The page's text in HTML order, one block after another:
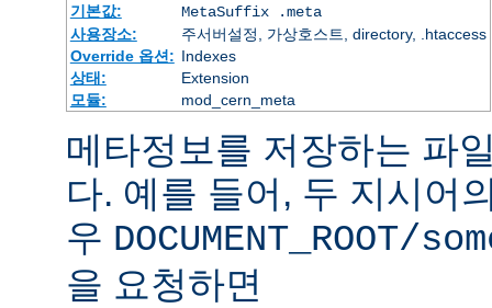
기본값:
MetaSuffix .meta
사용장소:
주서버설정, 가상호스트, directory, .htaccess
Override 옵션: Indexes
상태:
Extension
모듈:
mod_cern_meta
메타정보를 저장하는 파
다. 예를 들어, 두 지시어
우
을 요청하면